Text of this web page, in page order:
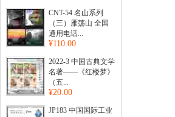
CNT-54 名山系列
（三）雁荡山 全国
通用电话...
¥110.00
2022-3 中国古典文学
名著——《红楼梦》
（五...
¥20.00
JP183 中国国际工业